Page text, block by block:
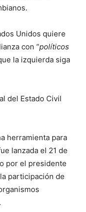
Unidos quiere
con “políticos
la izquierda siga
del Estado Civil
herramienta para
lanzada el 21 de
por el presidente
participación de